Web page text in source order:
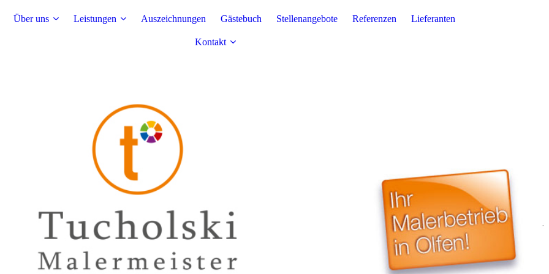
Über uns Leistungen Auszeichnungen Gästebuch Stellenangebote Referenzen Lieferanten
Kontakt